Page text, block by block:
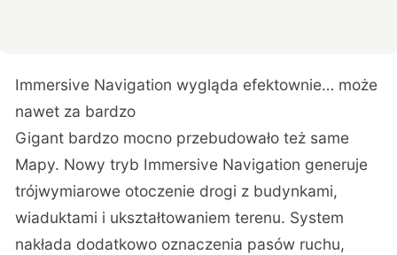
Immersive Navigation wygląda efektownie… może
nawet za bardzo
Gigant bardzo mocno przebudowało też same
Mapy. Nowy tryb Immersive Navigation generuje
trójwymiarowe otoczenie drogi z budynkami,
wiaduktami i ukształtowaniem terenu. System
nakłada dodatkowo oznaczenia pasów ruchu,